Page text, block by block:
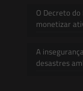
O Decreto
monetizar
A
desastres